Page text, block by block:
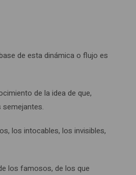
de esta dinámica o flujo es
de la idea de que,
semejantes.
los intocables, los invisibles,
los famosos, de los que